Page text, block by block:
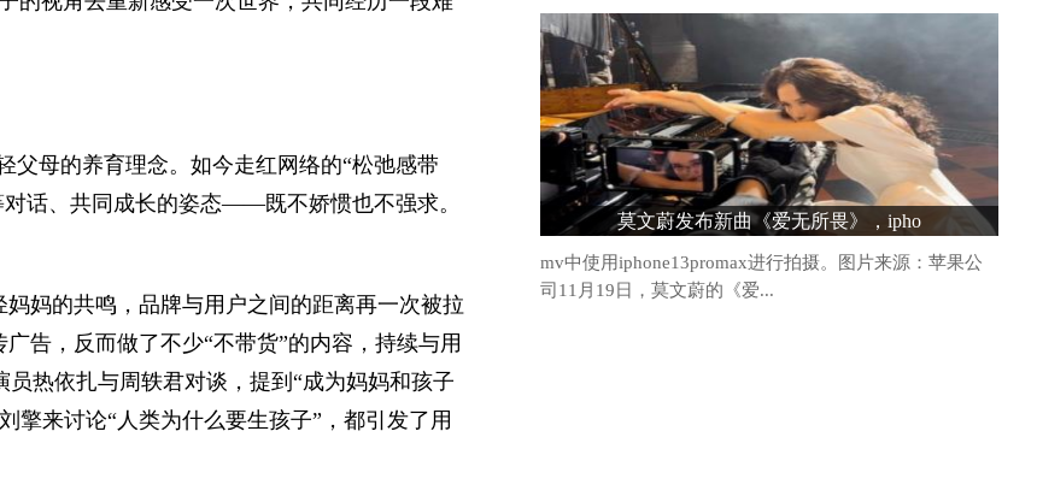
父母的养育理念。如今走红网络的“松弛感带
话、共同成长的姿态——既不娇惯也不强求。
妈妈的共鸣，品牌与用户之间的距离再一次被拉
告，反而做了不少“不带货”的内容，持续与用
员热依扎与周轶君对谈，提到“成为妈妈和孩子
擎来讨论“人类为什么要生孩子”，都引发了用
造车新势力格局生变：头部阵营松动，“
莫文蔚发布新曲《爱无所畏》，ipho
mv中使用iphone13promax进行拍摄。图片来源：苹果公
司11月19日，莫文蔚的《爱...